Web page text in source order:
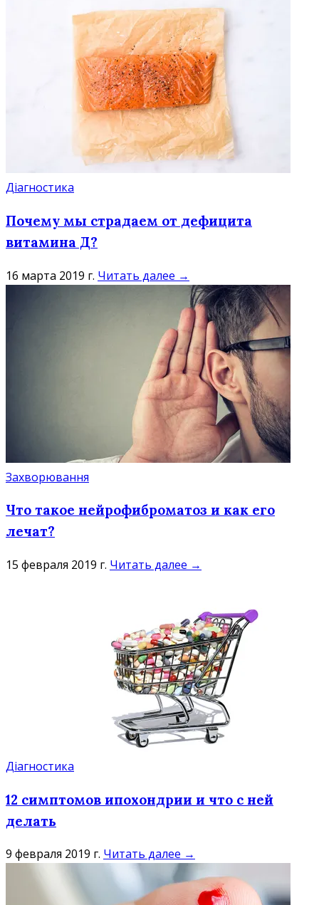
Діагностика
Почему мы страдаем от дефицита
витамина Д?
16 марта 2019 г. Читать далее →
Захворювання
Что такое нейрофиброматоз и как его
лечат?
15 февраля 2019 г. Читать далее →
Діагностика
12 симптомов ипохондрии и что с ней
делать
9 февраля 2019 г. Читать далее →